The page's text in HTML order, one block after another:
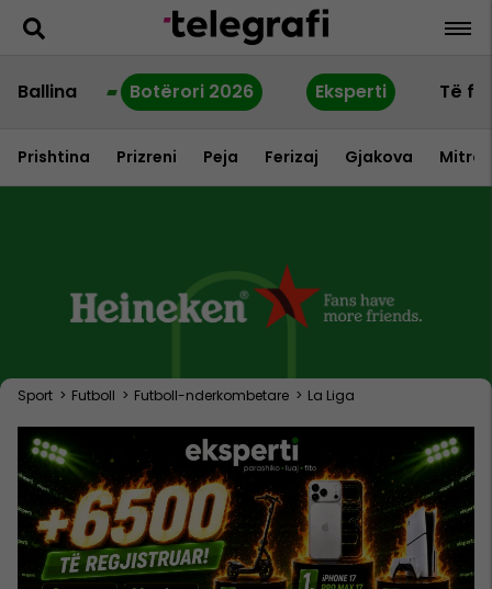
Ballina Botërori 2026 Eksperti Të
Prishtina Prizreni Peja Ferizaj Gjakova
Sport > Futboll > Futboll-nderkombetare > La Liga